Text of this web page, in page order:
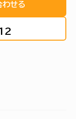
わせる